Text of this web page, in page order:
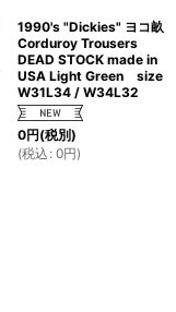
1990's "Dickies" ヨコ畝
Corduroy Trousers
DEAD STOCK made in
USA Light Green size
W31L34 / W34L32
0円(税別)
(税込 : 0円)